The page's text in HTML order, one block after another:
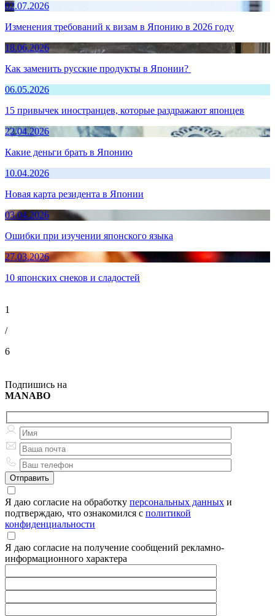
02.07.2026
Изменения требований к визам в Японию в 2026 году
18.06.2026
Как заменить русские продукты в Японии?
06.05.2026
15 привычек иностранцев, которые раздражают японцев
22.04.2026
Какие деньги брать в Японию
10.04.2026
Новая карта резидента в Японии
03.04.2026
Ошибки при изучении японского языка
27.03.2026
10 японских снеков и сладостей
1
/
6
Подпишись на
MANABO
Я даю согласие на обработку персональных данных и
подтверждаю, что ознакомился с политикой
конфиденциальности
Я даю согласие на получение сообщений рекламно-
информационного характера